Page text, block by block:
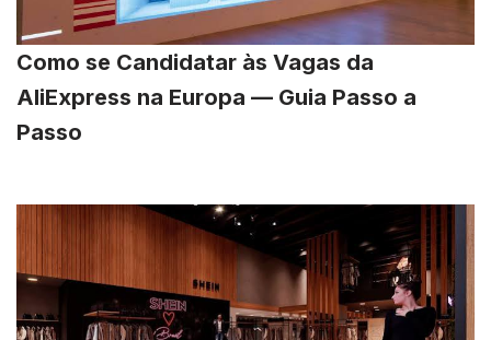
Como se Candidatar às Vagas da
AliExpress na Europa — Guia Passo a
Passo